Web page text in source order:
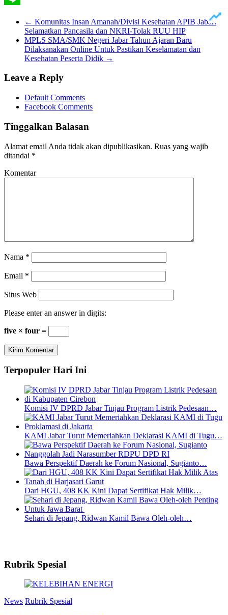
← Komunitas Insan Amanah/Divisi Kesehatan APIB Jabar:
Selamatkan Pancasila dan NKRI-Tolak RUU HIP
MPLS SMA/SMK Negeri Jabar Tahun Ajaran Baru
Dilaksanakan Online Untuk Pastikan Keselamatan dan
Kesehatan Peserta Didik →
Leave a Reply
Default Comments
Facebook Comments
Tinggalkan Balasan
Alamat email Anda tidak akan dipublikasikan. Ruas yang wajib
ditandai *
Komentar
Nama *
Email *
Situs Web
Please enter an answer in digits:
five × four =
Terpopuler Hari Ini
Komisi IV DPRD Jabar Tinjau Program Listrik Pedesaan…
KAMI Jabar Turut Memeriahkan Deklarasi KAMI di Tugu…
Bawa Perspektif Daerah ke Forum Nasional, Sugianto…
Dari HGU, 408 KK Kini Dapat Sertifikat Hak Milik…
Sehari di Jepang, Ridwan Kamil Bawa Oleh-oleh…
Rubrik Spesial
News Rubrik Spesial